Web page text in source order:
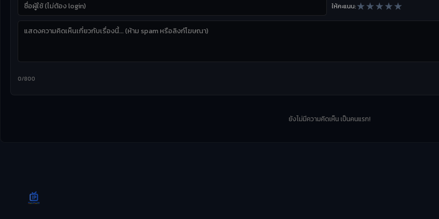
ให้คะแนน:★★★★★
0/800
ยังไม่มีความคิดเห็น เป็นคนแรก!